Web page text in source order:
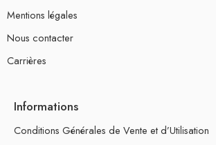
Mentions légales
Nous contacter
Carrières
Informations
Conditions Générales de Vente et d’Utilisation